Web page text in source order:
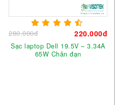
280.000đ 220.000đ
Sạc laptop Dell 19.5V – 3.34A
65W Chân đạn